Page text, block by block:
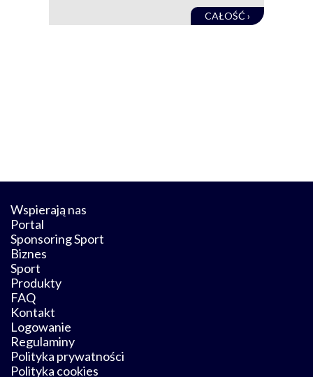
CAŁOŚĆ ›
Wspierają nas
Portal
Sponsoring Sport
Biznes
Sport
Produkty
FAQ
Kontakt
Logowanie
Regulaminy
Polityka prywatności
Polityka cookies